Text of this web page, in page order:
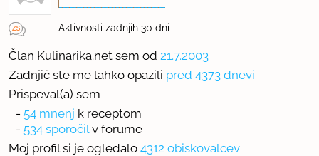
Aktivnosti zadnjih 30 dni
Član Kulinarika.net sem od 21.7.2003
Zadnjič ste me lahko opazili pred 4373 dnevi
Prispeval(a) sem
- 54 mnenj k receptom
- 534 sporočil v forume
Moj profil si je ogledalo 4312 obiskovalcev